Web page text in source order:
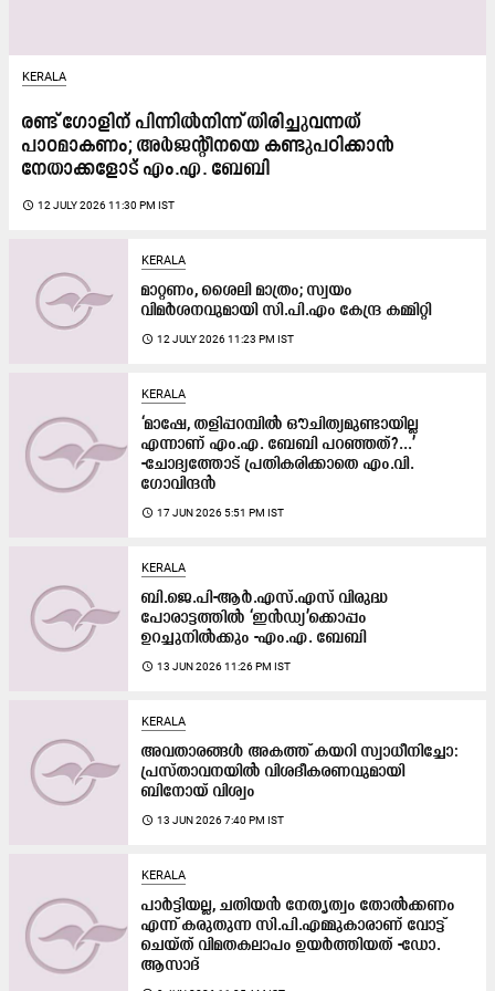
KERALA
രണ്ട് ഗോളിന് പിന്നിൽനിന്ന് തിരിച്ചുവന്നത്
പാഠമാകണം; അർജന്റീനയെ കണ്ടുപഠിക്കാൻ
നേതാക്കളോട് എം.എ. ബേബി
access_time 12 JULY 2026 11:30 PM IST
KERALA
മാറ്റണം, ശൈലി മാ​ത്രം; സ്വയം
വിമർശനവുമായി സി.പി.എം കേന്ദ്ര കമ്മിറ്റി
access_time 12 JULY 2026 11:23 PM IST
KERALA
‘മാഷേ, തളിപ്പറമ്പിൽ ഔചിത്യമുണ്ടായില്ല
എന്നാണ് എം.എ. ബേബി പറഞ്ഞത്?...’
-ചോദ്യത്തോട് പ്രതികരിക്കാതെ എം.വി.
ഗോവിന്ദൻ
access_time 17 JUN 2026 5:51 PM IST
KERALA
ബി.ജെ.പി-ആർ.എസ്.എസ് വിരുദ്ധ
പോരാട്ടത്തിൽ ‘ഇൻഡ്യ’ക്കൊപ്പം
ഉറച്ചുനിൽക്കും -എം.എ. ബേബി
access_time 13 JUN 2026 11:26 PM IST
KERALA
അവതാരങ്ങൾ അകത്ത് കയറി സ്വാധീനിച്ചോ:
പ്രസ്താവനയിൽ വിശദീകരണവുമായി
ബിനോയ് വിശ്വം
access_time 13 JUN 2026 7:40 PM IST
KERALA
പാർട്ടിയല്ല, ചതിയൻ നേതൃത്വം തോൽക്കണം
എന്ന് കരുതുന്ന സി.പി.എമ്മുകാരാണ് വോട്ട്
ചെയ്ത് വിമതകലാപം ഉയർത്തിയത് -ഡോ.
ആസാദ്